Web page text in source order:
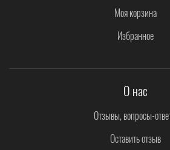
Моя корзина
Избранное
О нас
Отзывы, вопросы-
Оставить отзыв